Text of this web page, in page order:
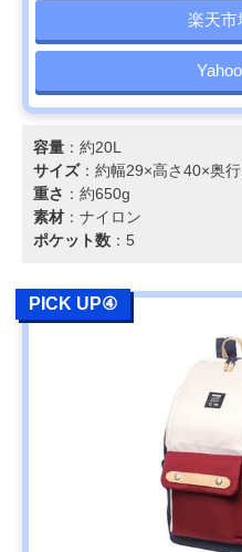
楽天市
容量 ：約20L
サイズ：約幅29×高さ40×奥
重さ ：約650g
素材 ：ナイロン
ポケット数 ：5
PICK UP④